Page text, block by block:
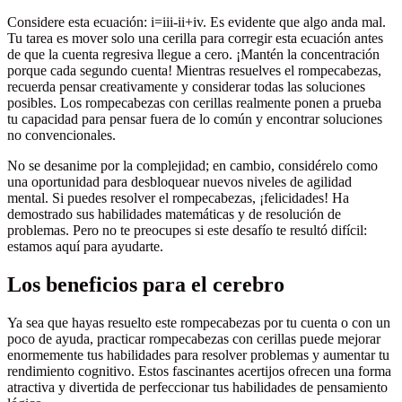
Considere esta ecuación: i=iii-ii+iv. Es evidente que algo anda mal.
Tu tarea es mover solo una cerilla para corregir esta ecuación antes
de que la cuenta regresiva llegue a cero. ¡Mantén la concentración
porque cada segundo cuenta! Mientras resuelves el rompecabezas,
recuerda pensar creativamente y considerar todas las soluciones
posibles. Los rompecabezas con cerillas realmente ponen a prueba
tu capacidad para pensar fuera de lo común y encontrar soluciones
no convencionales.
No se desanime por la complejidad; en cambio, considérelo como
una oportunidad para desbloquear nuevos niveles de agilidad
mental. Si puedes resolver el rompecabezas, ¡felicidades! Ha
demostrado sus habilidades matemáticas y de resolución de
problemas. Pero no te preocupes si este desafío te resultó difícil:
estamos aquí para ayudarte.
Los beneficios para el cerebro
Ya sea que hayas resuelto este rompecabezas por tu cuenta o con un
poco de ayuda, practicar rompecabezas con cerillas puede mejorar
enormemente tus habilidades para resolver problemas y aumentar tu
rendimiento cognitivo. Estos fascinantes acertijos ofrecen una forma
atractiva y divertida de perfeccionar tus habilidades de pensamiento